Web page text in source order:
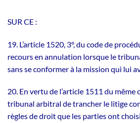
SUR CE :
19. L’article 1520, 3°, du code de
recours en annulation lorsque le
sans se conformer à la mission qui lui
20. En vertu de l’article 1511 du même
tribunal arbitral de trancher le litige
règles de droit que les parties ont